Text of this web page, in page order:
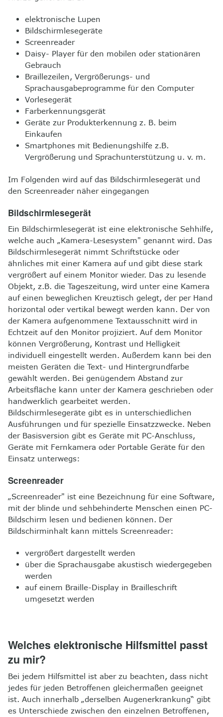
elektronische Lupen
Bildschirmlesegeräte
Screenreader
Daisy- Player für den mobilen oder stationären
Gebrauch
Braillezeilen, Vergrößerungs- und
Sprachausgabeprogramme für denComputer
Vorlesegerät
Farberkennungsgerät
Geräte zur Produkterkennung z. B. beim
Einkaufen
Smartphones mit Bedienungshilfe z.B.
Vergrößerung und Sprachunterstützung u. v. m.
Im Folgenden wird auf das Bildschirmlesegerät und
den Screenreader näher eingegangen
Bildschirmlesegerät
Ein Bildschirmlesegerät ist eine elektronische Sehhilfe,
welche auch „Kamera-Lesesystem" genannt wird. Das
Bildschirmlesegerät nimmt Schriftstücke oder
ähnliches mit einer Kamera auf und gibt diese stark
vergrößert auf einem Monitor wieder. Das zu lesende
Objekt, z.B. die Tageszeitung, wird unter eine Kamera
auf einen beweglichen Kreuztisch gelegt, der per Hand
horizontal oder vertikal bewegt werden kann. Der von
der Kamera aufgenommene Textausschnitt wird in
Echtzeit auf den Monitor projiziert. Auf dem Monitor
können Vergrößerung, Kontrast und Helligkeit
individuell eingestellt werden. Außerdem kann bei den
meisten Geräten die Text- und Hintergrundfarbe
gewählt werden. Bei genügendem Abstand zur
Arbeitsfläche kann unter der Kamera geschrieben oder
handwerklich gearbeitet werden.
Bildschirmlesegeräte gibt es in unterschiedlichen
Ausführungen und für spezielle Einsatzzwecke. Neben
der Basisversion gibt es Geräte mit PC-Anschluss,
Geräte mit Fernkamera oder Portable Geräte für den
Einsatz unterwegs:
Screenreader
„Screenreader" ist eine Bezeichnung für eine Software,
mit der blinde und sehbehinderte Menschen einen PC-
Bildschirm lesen und bedienen können. Der
Bildschirminhalt kann mittels Screenreader:
vergrößert dargestellt werden
über die Sprachausgabe akustisch wiedergegeben
werden
auf einem Braille-Display in Brailleschrift
umgesetzt werden
Welches elektronische Hilfsmittel passt
zu mir?
Bei jedem Hilfsmittel ist aber zu beachten, dass nicht
jedes für jeden Betroffenen gleichermaßen geeignet
ist. Auch innerhalb „derselben Augenerkrankung“ gibt
es Unterschiede zwischen den einzelnen Betroffenen,